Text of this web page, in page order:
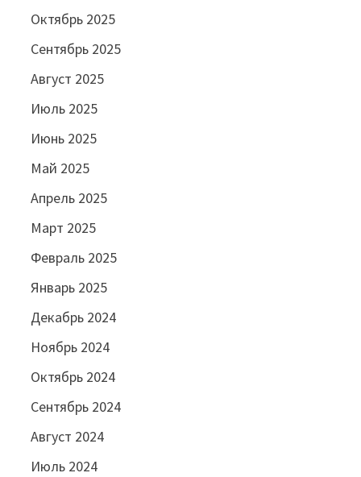
Октябрь 2025
Сентябрь 2025
Август 2025
Июль 2025
Июнь 2025
Май 2025
Апрель 2025
Март 2025
Февраль 2025
Январь 2025
Декабрь 2024
Ноябрь 2024
Октябрь 2024
Сентябрь 2024
Август 2024
Июль 2024